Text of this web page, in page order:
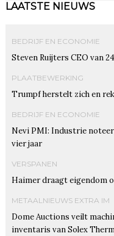
LAATSTE NIEUWS
BEDRIJF EN ECONOMIE
Steven Ruijters CEO van
PLAATBEWERKING
Trumpf herstelt zich en
BEDRIJF EN ECONOMIE
Nevi PMI: Industrie
vier jaar
VERSPANEN
Haimer draagt eigendom
METAALNIEUWS EXTRA IM
Dome Auctions veilt
inventaris van Solex